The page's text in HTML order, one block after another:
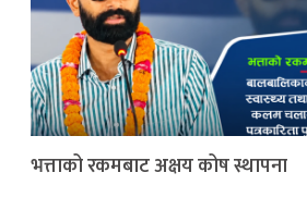
भत्ताको रकमबाट अक्षय कोष स्थापना